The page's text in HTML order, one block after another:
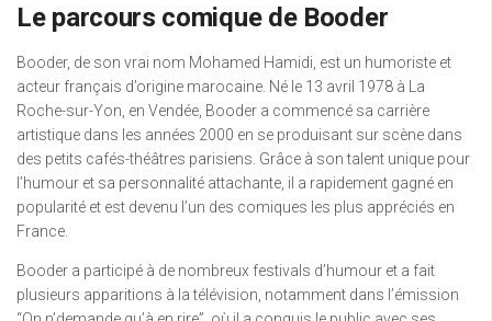
Le parcours comique de Booder
Booder, de son vrai nom Mohamed Hamidi, est un humoriste et
acteur français d’origine marocaine. Né le 13 avril 1978 à La
Roche-sur-Yon, en Vendée, Booder a commencé sa carrière
artistique dans les années 2000 en se produisant sur scène dans
des petits cafés-théâtres parisiens. Grâce à son talent unique pour
l’humour et sa personnalité attachante, il a rapidement gagné en
popularité et est devenu l’un des comiques les plus appréciés en
France.
Booder a participé à de nombreux festivals d’humour et a fait
plusieurs apparitions à la télévision, notamment dans l’émission